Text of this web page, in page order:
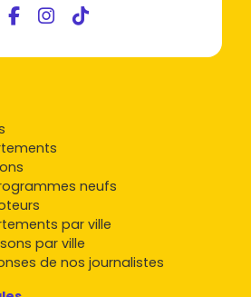
neufs
par ville
par ville
de nos journalistes